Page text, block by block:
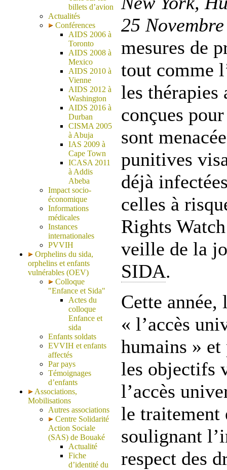
billets d’avion
Actualités
Conférences
AIDS 2006 à
Toronto
AIDS 2008 à
Mexico
AIDS 2010 à
Vienne
AIDS 2012 à
Washington
AIDS 2016 à
Durban
CISMA 2005
à Abuja
IAS 2009 à
Cape Town
ICASA 2011
à Addis
Abeba
Impact socio-
économique
Informations
médicales
Instances
internationales
PVVIH
Orphelins du sida,
orphelins et enfants
vulnérables (OEV)
Colloque
"Enfance et Sida"
Actes du
colloque
Enfance et
sida
Enfants soldats
EVVIH et enfants
affectés
Par pays
Témoignages
d’enfants
Associations,
Mobilisations
Autres associations
Centre Solidarité
Action Sociale
(SAS) de Bouaké
Actualité
Fiche
d’identité du
25
mesures de
tout comme
les
conçues
sont
punitives
déjà
celles à
Rights
veille de la
SIDA.
Cette année,
« l’accès
humains »
les objectifs
l’accès
le traitement
soulignant
respect des